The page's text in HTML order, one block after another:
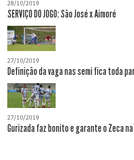
28/10/2019
SERVIÇO DO JOGO: São José x Aimoré
27/10/2019
Definição da vaga nas semi fica toda
27/10/2019
Gurizada faz bonito e garante o Zeca